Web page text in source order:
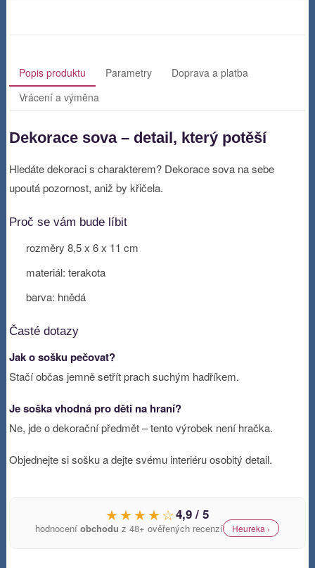
Popis produktu Parametry
Doprava a platba
Vrácení a výměna
Dekorace sova – detail, který potěší
Hledáte dekoraci s charakterem? Dekorace sova na sebe
upoutá pozornost, aniž by křičela.
Proč se vám bude líbit
rozměry 8,5 x 6 x 11 cm
materiál: terakota
barva: hnědá
Časté dotazy
Jak o sošku pečovat?
Stačí občas jemně setřít prach suchým hadříkem.
Je soška vhodná pro děti na hraní?
Ne, jde o dekorační předmět – tento výrobek není hračka.
Objednejte si sošku a dejte svému interiéru osobitý detail.
★★★★☆4,9 / 5
hodnoceníobchodu z 48+ ověřených recenzí Heureka ›